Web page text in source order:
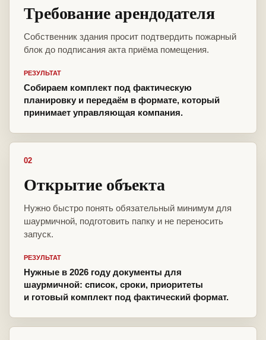
Требование арендодателя
Собственник здания просит подтвердить пожарный
блок до подписания акта приёма помещения.
РЕЗУЛЬТАТ
Собираем комплект под фактическую
планировку и передаём в формате, который
принимает управляющая компания.
02
Открытие объекта
Нужно быстро понять обязательный минимум для
шаурмичной, подготовить папку и не переносить
запуск.
РЕЗУЛЬТАТ
Нужные в 2026 году документы для
шаурмичной: список, сроки, приоритеты
и готовый комплект под фактический формат.